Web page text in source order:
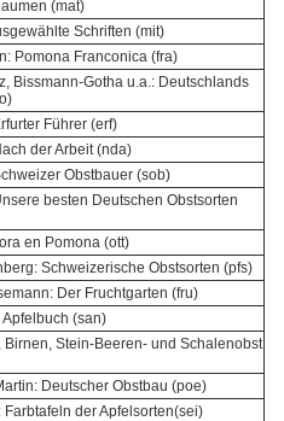
(mat)
Schriften (mit)
Pomona Franconica (fra)
Bissmann-Gotha u.a.: Deutschlands
Führer (erf)
der Arbeit (nda)
Obstbauer (sob)
besten Deutschen Obstsorten
en Pomona (ott)
Schweizerische Obstsorten (pfs)
Der Fruchtgarten (fru)
(san)
Birnen, Stein-Beeren- und Schalenobst
Deutscher Obstbau (poe)
Farbtafeln der Apfelsorten(sei)